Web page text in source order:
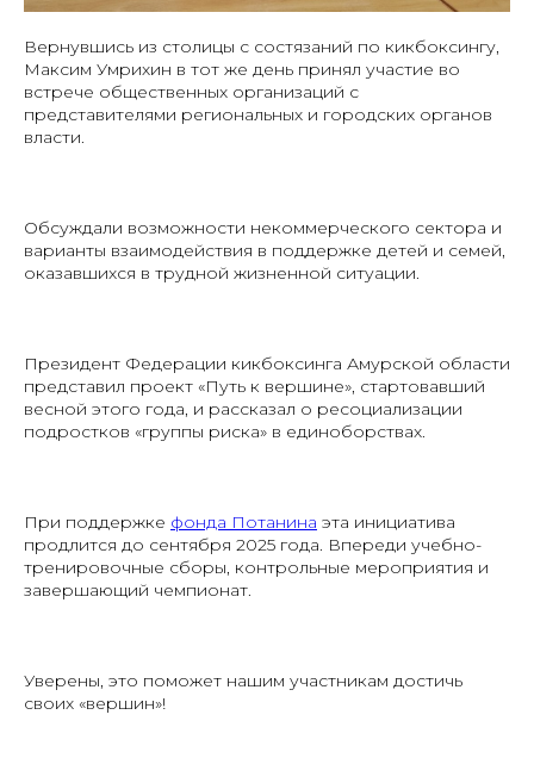
Вернувшись из столицы с состязаний по кикбоксингу,
Максим Умрихин в тот же день принял участие во
встрече общественных организаций с
представителями региональных и городских органов
власти.
Обсуждали возможности некоммерческого сектора и
варианты взаимодействия в поддержке детей и семей,
оказавшихся в трудной жизненной ситуации.
Президент Федерации кикбоксинга Амурской области
представил проект «Путь к вершине», стартовавший
весной этого года, и рассказал о ресоциализации
подростков «группы риска» в единоборствах.
При поддержке фонда Потанина эта инициатива
продлится до сентября 2025 года. Впереди учебно-
тренировочные сборы, контрольные мероприятия и
завершающий чемпионат.
Уверены, это поможет нашим участникам достичь
своих «вершин»!